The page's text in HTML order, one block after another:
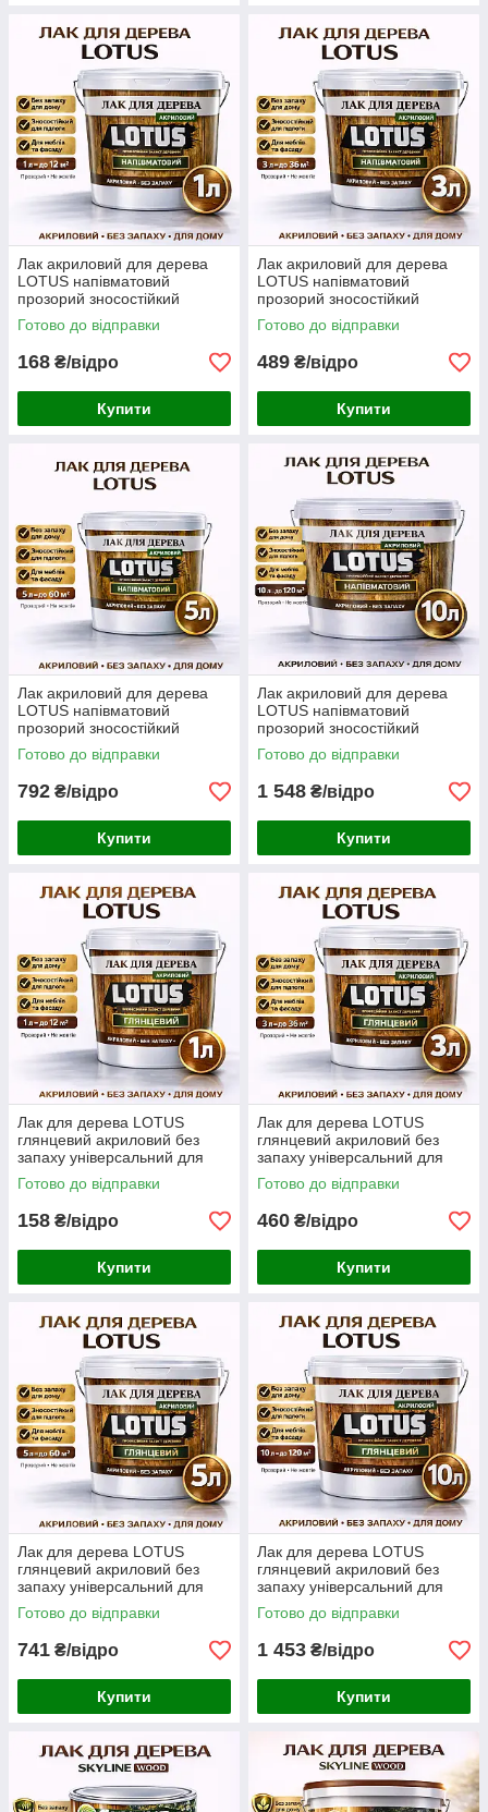
Лак акриловий для дерева
LOTUS напівматовий
прозорий зносостійкий
універсальний для підлоги
меблів та фасаду без запаху
Готово до відправки
168 ₴/відро
Купити
Лак акриловий для дерева
LOTUS напівматовий
прозорий зносостійкий
універсальний для підлоги
меблів та фасаду без запаху
Готово до відправки
489 ₴/відро
Купити
Лак акриловий для дерева
LOTUS напівматовий
прозорий зносостійкий
універсальний для підлоги
меблів та фасаду без запаху
Готово до відправки
792 ₴/відро
Купити
Лак акриловий для дерева
LOTUS напівматовий
прозорий зносостійкий
універсальний для підлоги
меблів та фасаду без запаху
Готово до відправки
1 548 ₴/відро
Купити
Лак для дерева LOTUS
глянцевий акриловий без
запаху універсальний для
підлоги меблів та фасаду
зносостійкий прозорий 1 л
Готово до відправки
158 ₴/відро
Купити
Лак для дерева LOTUS
глянцевий акриловий без
запаху універсальний для
підлоги меблів та фасаду
зносостійкий прозорий 3 л
Готово до відправки
460 ₴/відро
Купити
Лак для дерева LOTUS
глянцевий акриловий без
запаху універсальний для
підлоги меблів та фасаду
зносостійкий прозорий 5 л
Готово до відправки
741 ₴/відро
Купити
Лак для дерева LOTUS
глянцевий акриловий без
запаху універсальний для
підлоги меблів та фасаду
зносостійкий прозорий 10 л
Готово до відправки
1 453 ₴/відро
Купити